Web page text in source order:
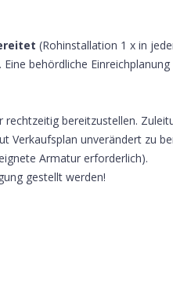
(Rohinstallation 1 x in
behördliche
bereitzustellen.
Verkaufsplan unverändert zu
Armatur erforderlich).
gestellt werden!